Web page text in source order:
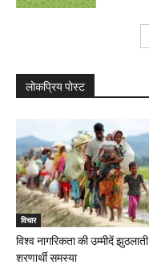
लोकप्रिय पोस्ट
विचार
विश्व नागरिकता की उम्मीदें झुठलाती
शरणार्थी समस्या